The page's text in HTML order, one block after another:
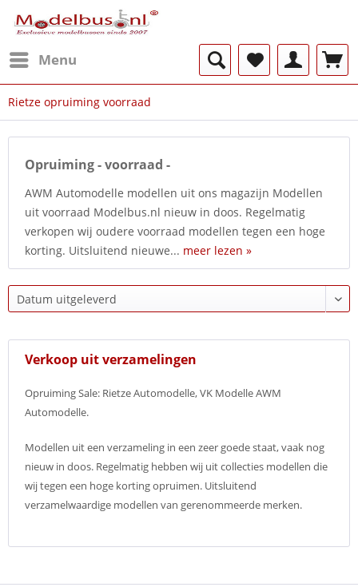
Menu
Rietze opruiming voorraad
Opruiming - voorraad -
AWM Automodelle modellen uit ons magazijn Modellen
uit voorraad Modelbus.nl nieuw in doos. Regelmatig
verkopen wij oudere voorraad modellen tegen een hoge
korting. Uitsluitend nieuwe... meer lezen »
Verkoop uit verzamelingen
Opruiming Sale: Rietze Automodelle, VK Modelle AWM
Automodelle.
Modellen uit een verzameling in een zeer goede staat, vaak nog
nieuw in doos. Regelmatig hebben wij uit collecties modellen die
wij tegen een hoge korting opruimen. Uitsluitend
verzamelwaardige modellen van gerenommeerde merken.